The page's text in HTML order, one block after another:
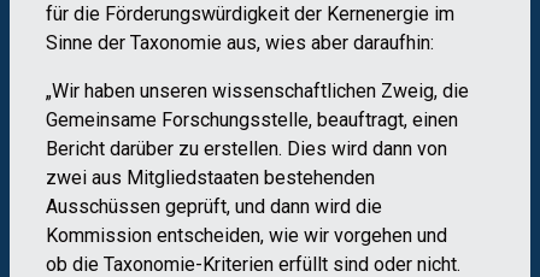
für die Förderungswürdigkeit der Kernenergie im
Sinne der Taxonomie aus, wies aber daraufhin:
„Wir haben unseren wissenschaftlichen Zweig, die
Gemeinsame Forschungsstelle, beauftragt, einen
Bericht darüber zu erstellen. Dies wird dann von
zwei aus Mitgliedstaaten bestehenden
Ausschüssen geprüft, und dann wird die
Kommission entscheiden, wie wir vorgehen und
ob die Taxonomie-Kriterien erfüllt sind oder nicht.